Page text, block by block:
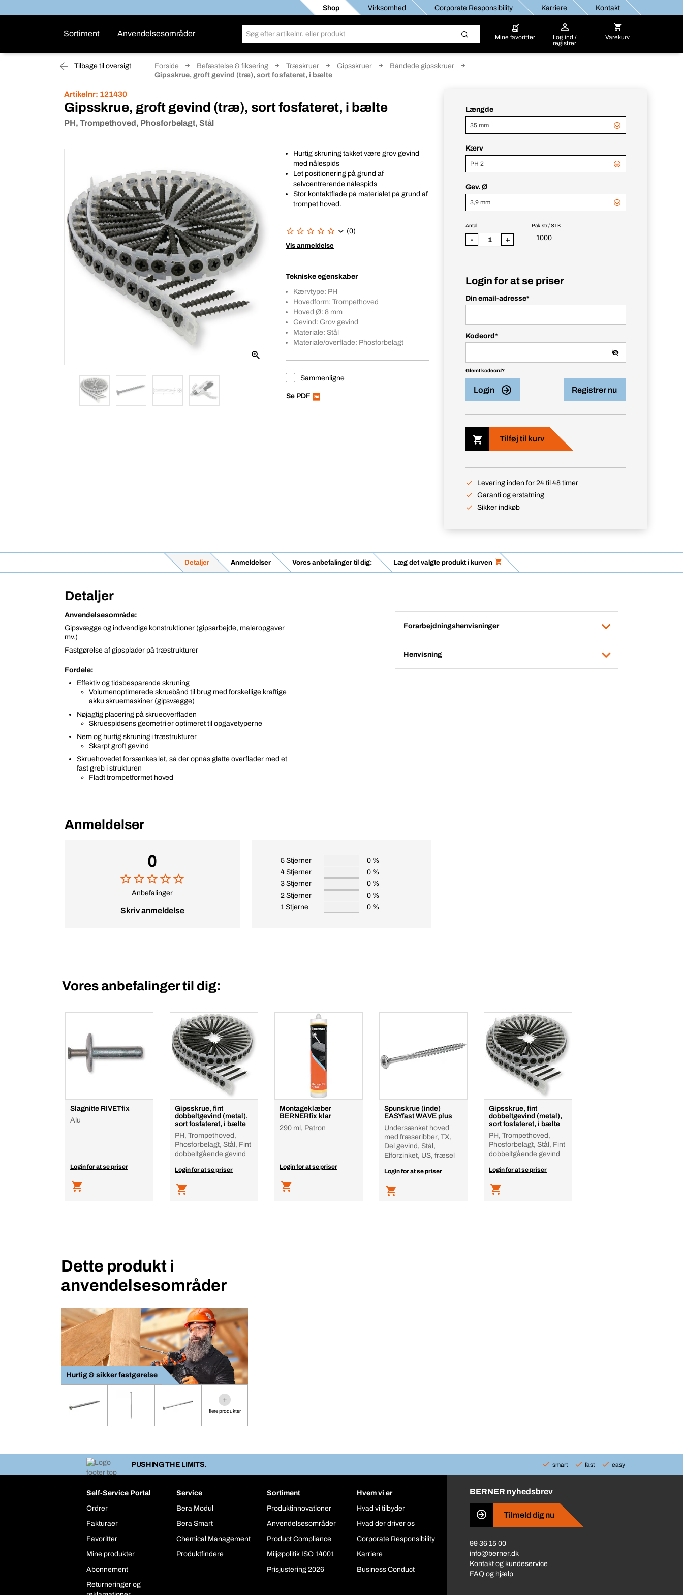
Shop Virksomhed Corporate Responsibility Karriere Kontakt
Sortiment Anvendelsesområder Mine favoritter
Log ind /
registrer
Varekurv
Tilbage til oversigt Forside Befæstelse & fiksering Træskruer Gipsskruer
Båndede gipsskruer
Gipsskrue, groft gevind (træ), sort fosfateret, i bælte
Artikelnr: 121430
Gipsskrue, groft gevind (træ), sort fosfateret, i bælte
PH, Trompethoved, Phosforbelagt, Stål
Hurtig skruning takket være grov gevind
med nålespids
Let positionering på grund af
selvcentrerende nålespids
Stor kontaktflade på materialet på grund af
trompet hoved.
(0)
Vis anmeldelse
Tekniske egenskaber
Kærvtype: PH
Hovedform: Trompethoved
Hoved Ø: 8 mm
Gevind: Grov gevind
Materiale: Stål
Materiale/overflade: Phosforbelagt
Sammenligne
Se PDF
Længde
35 mm
Kærv
PH 2
Gev. Ø
3,9 mm
Pak.str / STK
1000
Antal
- +
Login for at se priser
Din email-adresse*
Kodeord *
Glemt kodeord?
Login Registrer nu
Tilføj til kurv
Levering inden for 24 til 48 timer
Garanti og erstatning
Sikker indkøb
Detaljer Anmeldelser Vores anbefalinger til dig: Læg det valgte produkt i kurven
Detaljer
Anvendelsesområde:
Gipsvægge og indvendige konstruktioner (gipsarbejde, maleropgaver
mv.)
Fastgørelse af gipsplader på træstrukturer
Fordele:
Effektiv og tidsbesparende skruning
Volumenoptimerede skruebånd til brug med forskellige kraftige
akku skruemaskiner (gipsvægge)
Nøjagtig placering på skrueoverfladen
Skruespidsens geometri er optimeret til opgavetyperne
Nem og hurtig skruning i træstrukturer
Skarpt groft gevind
Skruehovedet forsænkes let, så der opnås glatte overflader med et
fast greb i strukturen
Fladt trompetformet hoved
Forarbejdningshenvisninger
Henvisning
Anmeldelser
0
Anbefalinger
Skriv anmeldelse
5 Stjerner
0 %
4 Stjerner
0 %
3 Stjerner
0 %
2 Stjerner
0 %
1 Stjerne
0 %
Vores anbefalinger til dig:
Slagnitte RIVETfix
Alu
Login for at se priser
Gipsskrue, fint
dobbeltgevind (metal),
sort fosfateret, i bælte
PH, Trompethoved,
Phosforbelagt, Stål, Fint
dobbeltgående gevind
Login for at se priser
Montageklæber
BERNERfix klar
290 ml, Patron
Login for at se priser
Spunskrue (inde)
EASYfast WAVE plus
Undersænket hoved
med fræseribber, TX,
Del gevind, Stål,
Elforzinket, US, fræsel
Login for at se priser
Gipsskrue, fint
dobbeltgevind (metal),
sort fosfateret, i bælte
PH, Trompethoved,
Phosforbelagt, Stål, Fint
dobbeltgående gevind
Login for at se priser
Dette produkt i
anvendelsesområder
Hurtig & sikker fastgørelse
+
flere produkter
PUSHING THE LIMITS. smart fast easy
Self-Service Portal
Ordrer
Fakturaer
Favoritter
Mine produkter
Abonnement
Returneringer og
Service
Bera Modul
Bera Smart
Chemical Management
Produktfindere
Sortiment
Produktinnovationer
Anvendelsesområder
Product Compliance
Miljøpolitik ISO 14001
Prisjustering 2026
Hvem vi er
Hvad vi tilbyder
Hvad der driver os
Corporate Responsibility
Karriere
Business Conduct
BERNER nyhedsbrev
Tilmeld dig nu
99 36 15 00
info@berner.dk
Kontakt og kundeservice
FAQ og hjælp